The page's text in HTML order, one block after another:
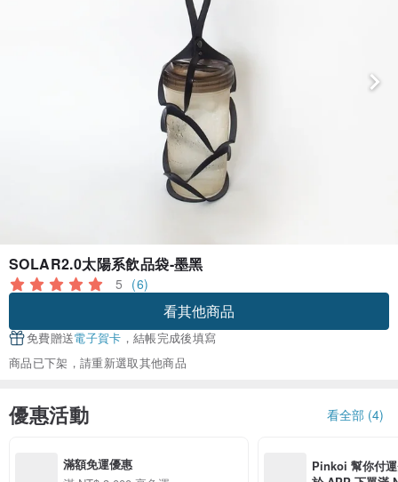
SOLAR2.0太陽系飲品袋-墨黑
5 (6)
看其他商品
免費贈送電子賀卡 ，結帳完成後填寫
商品已下架，請重新選取其他商品
優惠活動 看全部 (4)
滿額免運優惠
Pinkoi 幫你付